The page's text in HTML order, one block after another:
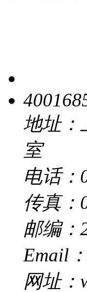
地址：
室
电话：
传真：
邮编：
Email
网址：